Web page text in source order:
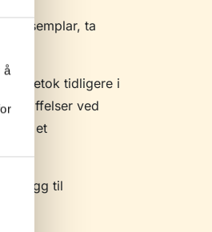
å
eksemplar, ta
foretok tidligere i
ved
i et
i tillegg til